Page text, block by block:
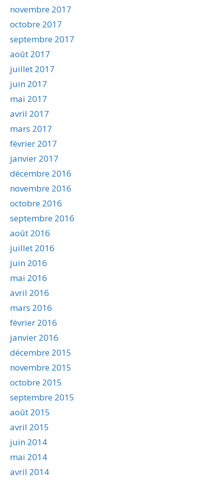
novembre 2017
octobre 2017
septembre 2017
août 2017
juillet 2017
juin 2017
mai 2017
avril 2017
mars 2017
février 2017
janvier 2017
décembre 2016
novembre 2016
octobre 2016
septembre 2016
août 2016
juillet 2016
juin 2016
mai 2016
avril 2016
mars 2016
février 2016
janvier 2016
décembre 2015
novembre 2015
octobre 2015
septembre 2015
août 2015
avril 2015
juin 2014
mai 2014
avril 2014